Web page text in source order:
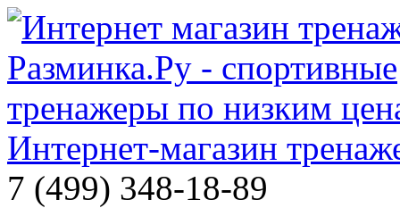
Интернет-магазин
7 (499) 348-18-89